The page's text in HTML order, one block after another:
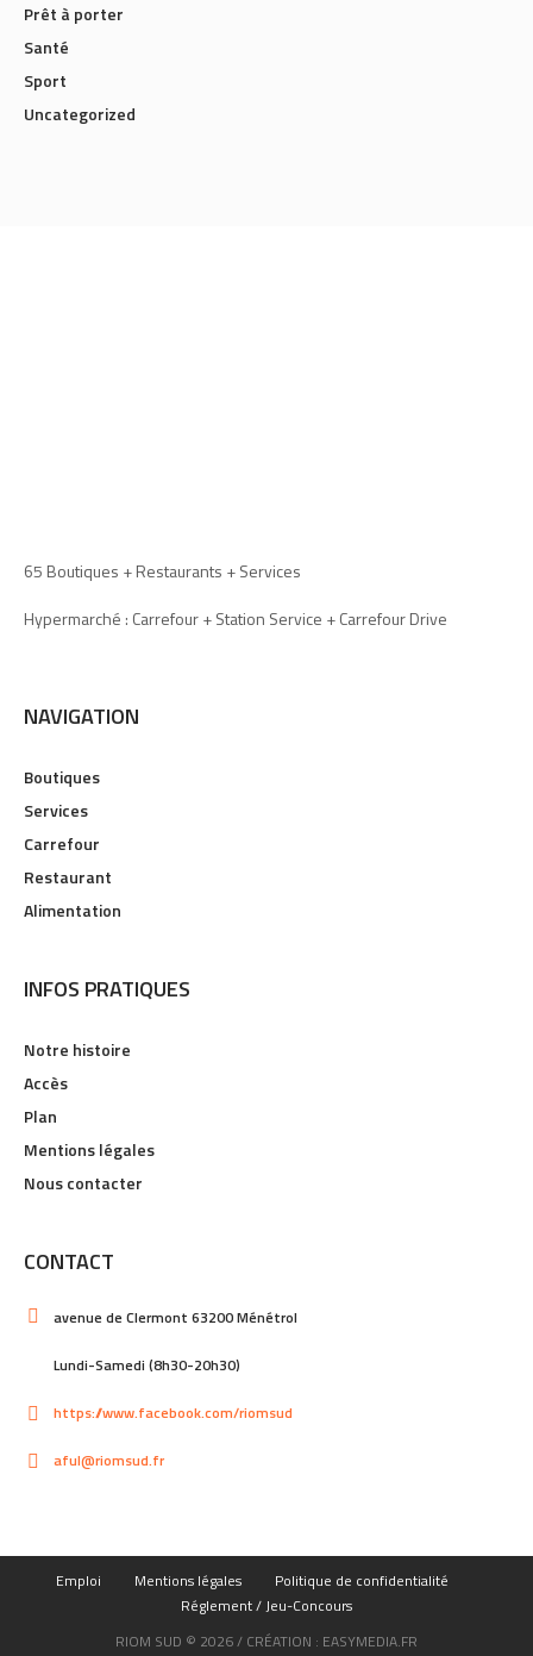
Prêt à porter
Santé
Sport
Uncategorized
65 Boutiques + Restaurants + Services
Hypermarché : Carrefour + Station Service + Carrefour Drive
NAVIGATION
Boutiques
Services
Carrefour
Restaurant
Alimentation
INFOS PRATIQUES
Notre histoire
Accès
Plan
Mentions légales
Nous contacter
CONTACT
avenue de Clermont 63200 Ménétrol
Lundi-Samedi (8h30-20h30)
https://www.facebook.com/riomsud
aful@riomsud.fr
Emploi Mentions légales
Politique de confidentialité
Réglement / Jeu-Concours
RIOM SUD © 2026 / CRÉATION : EASYMEDIA.FR